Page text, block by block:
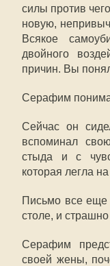
силы против
новую,
Всякое
двойного
причин. Вы
Серафим
Сейчас он
вспоминал
стыда и с
которая легла
Письмо все еще
столе, и
Серафим
своей жены,